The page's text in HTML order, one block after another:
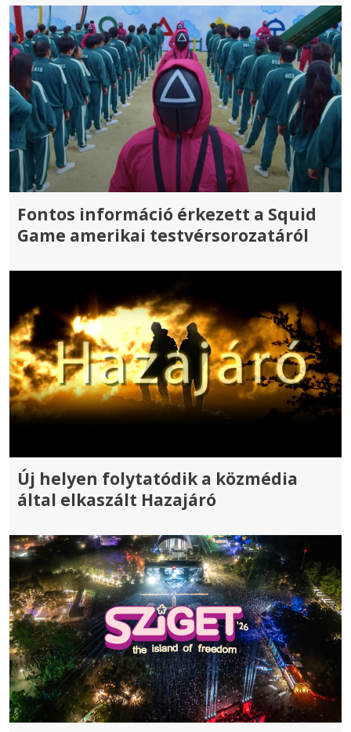
Fontos információ érkezett a Squid
Game amerikai testvérsorozatáról
Új helyen folytatódik a közmédia
által elkaszált Hazajáró